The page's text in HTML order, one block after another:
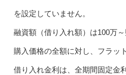
を設定していません。
融資額（借り入れ額）は100万
購入価格の全額に対し、フラッ
借り入れ金利は、全期間固定金